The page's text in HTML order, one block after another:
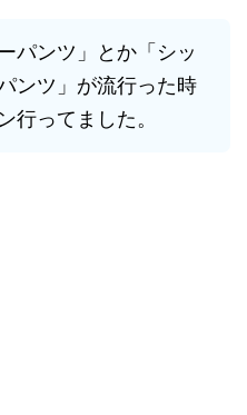
パンツ」とか「シッ
ンツ」が流行った時
行ってました。